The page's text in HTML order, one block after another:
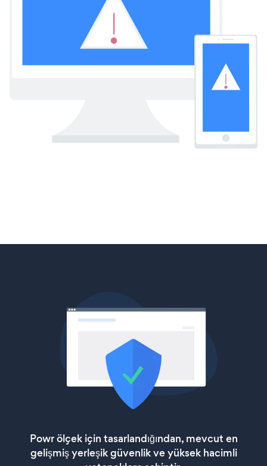
Powr ölçek için tasarlandığından, mevcut en
gelişmiş yerleşik güvenlik ve yüksek hacimli